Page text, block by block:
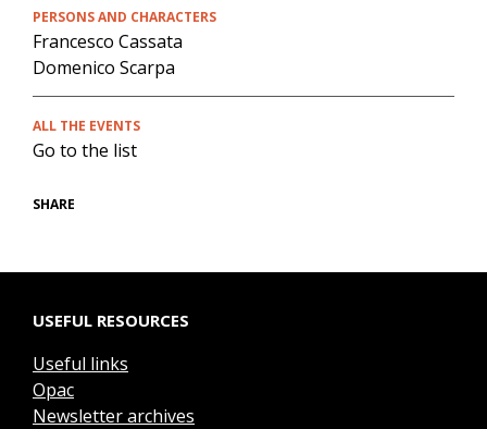
PERSONS AND CHARACTERS
Francesco Cassata
Domenico Scarpa
ALL THE EVENTS
Go to the list
SHARE
USEFUL RESOURCES
Useful links
Opac
Newsletter archives